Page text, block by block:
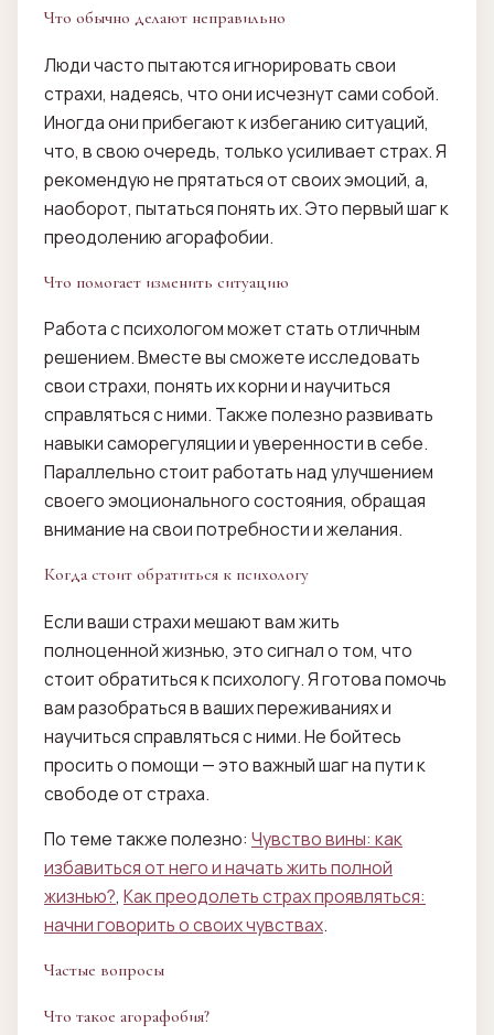
Что обычно делают неправильно
Люди часто пытаются игнорировать свои
страхи, надеясь, что они исчезнут сами собой.
Иногда они прибегают к избеганию ситуаций,
что, в свою очередь, только усиливает страх. Я
рекомендую не прятаться от своих эмоций, а,
наоборот, пытаться понять их. Это первый шаг к
преодолению агорафобии.
Что помогает изменить ситуацию
Работа с психологом может стать отличным
решением. Вместе вы сможете исследовать
свои страхи, понять их корни и научиться
справляться с ними. Также полезно развивать
навыки саморегуляции и уверенности в себе.
Параллельно стоит работать над улучшением
своего эмоционального состояния, обращая
внимание на свои потребности и желания.
Когда стоит обратиться к психологу
Если ваши страхи мешают вам жить
полноценной жизнью, это сигнал о том, что
стоит обратиться к психологу. Я готова помочь
вам разобраться в ваших переживаниях и
научиться справляться с ними. Не бойтесь
просить о помощи — это важный шаг на пути к
свободе от страха.
По теме также полезно: Чувство вины: как
избавиться от него и начать жить полной
жизнью?, Как преодолеть страх проявляться:
начни говорить о своих чувствах.
Частые вопросы
Что такое агорафобия?